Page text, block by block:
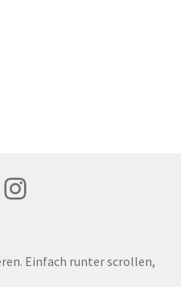
Instagram
Einfach runter scrollen,